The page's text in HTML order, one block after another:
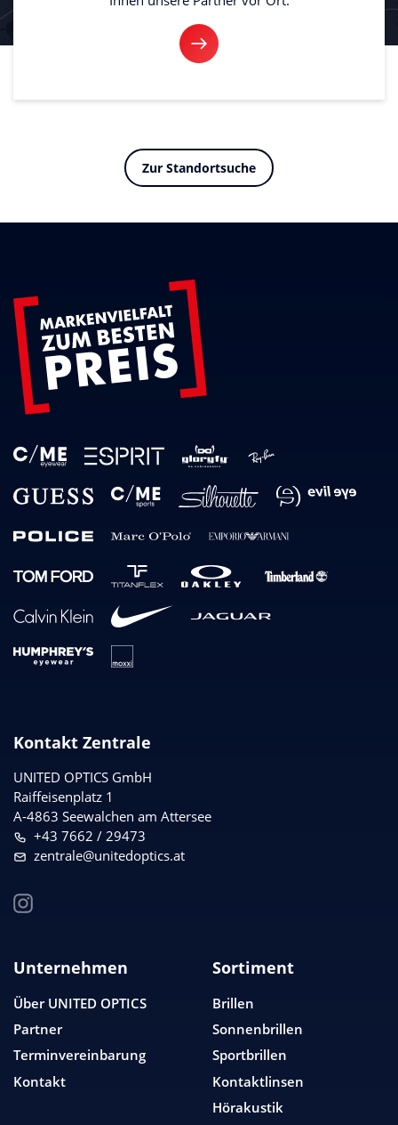
Zur Standortsuche
Kontakt Zentrale
UNITED OPTICS GmbH
Raiffeisenplatz 1
A-4863 Seewalchen am Attersee
+43 7662 / 29473
zentrale@unitedoptics.at
Unternehmen
Über UNITED OPTICS
Partner
Terminvereinbarung
Kontakt
Sortiment
Brillen
Sonnenbrillen
Sportbrillen
Kontaktlinsen
Hörakustik